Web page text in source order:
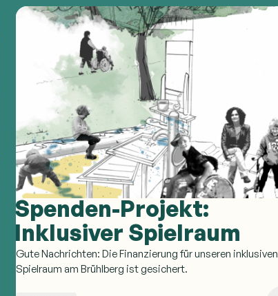
Spenden-Projekt:
Inklusiver Spielraum
Gute Nachrichten: Die Finanzierung für unseren inklusiven
Spielraum am Brühlberg ist gesichert.